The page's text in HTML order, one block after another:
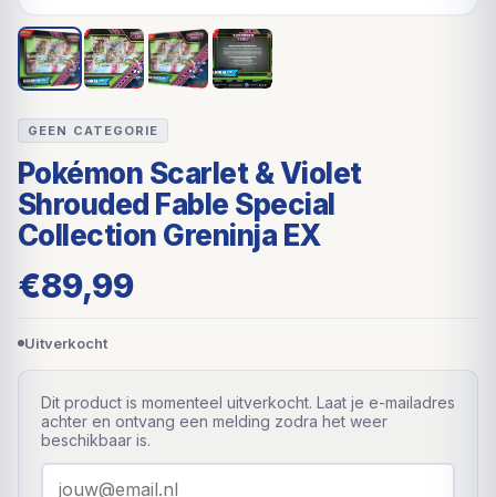
GEEN CATEGORIE
Pokémon Scarlet & Violet
Shrouded Fable Special
Collection Greninja EX
€89,99
Uitverkocht
Dit product is momenteel uitverkocht. Laat je e-mailadres
achter en ontvang een melding zodra het weer
beschikbaar is.